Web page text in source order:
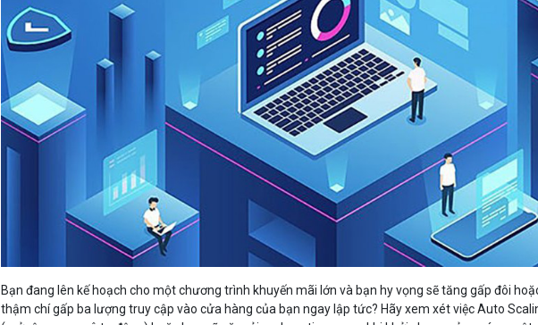
Bảng giá
Bảng giá
Bảng giá
Bạn đang lên kế hoạch cho một chương trình khuyến mãi lớn và bạn hy vọng sẽ tăng gấp đôi
thậm chí gấp ba lượng truy cập vào cửa hàng của bạn ngay lập tức? Hãy xem xét việc Auto